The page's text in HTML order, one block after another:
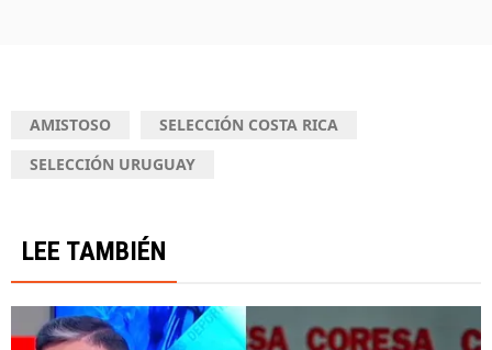
AMISTOSO
SELECCIÓN COSTA RICA
SELECCIÓN URUGUAY
LEE TAMBIÉN